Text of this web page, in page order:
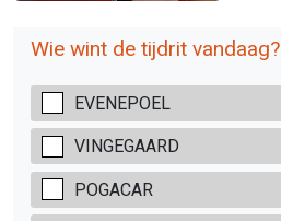
Wie wint de tijdrit vandaag?
EVENEPOEL
VINGEGAARD
POGACAR